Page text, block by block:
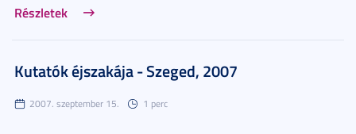
Részletek
Kutatók éjszakája - Szeged, 2007
2007. szeptember 15. 1 perc